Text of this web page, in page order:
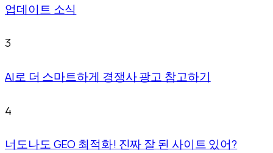
업데이트 소식
3
AI로 더 스마트하게 경쟁사 광고 참고하기
4
너도나도 GEO 최적화! 진짜 잘 된 사이트 있어?